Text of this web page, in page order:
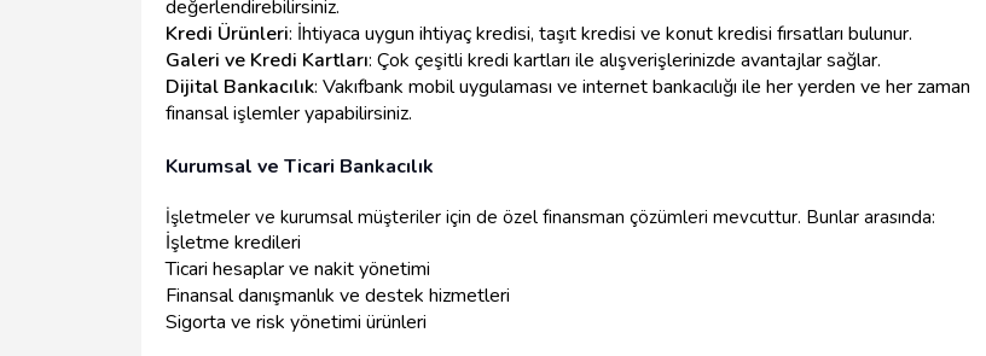
değerlendirebilirsiniz.
Kredi Ürünleri: İhtiyaca uygun ihtiyaç kredisi, taşıt kredisi ve konut kredisi fırsatları bulunur.
Galeri ve Kredi Kartları: Çok çeşitli kredi kartları ile alışverişlerinizde avantajlar sağlar.
Dijital Bankacılık: Vakıfbank mobil uygulaması ve internet bankacılığı ile her yerden ve her zaman
finansal işlemler yapabilirsiniz.
Kurumsal ve Ticari Bankacılık
İşletmeler ve kurumsal müşteriler için de özel finansman çözümleri mevcuttur. Bunlar arasında:
İşletme kredileri
Ticari hesaplar ve nakit yönetimi
Finansal danışmanlık ve destek hizmetleri
Sigorta ve risk yönetimi ürünleri